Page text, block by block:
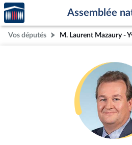
Aller au contenu
Aller en bas de la page
Accèder
à la
page
d'accueil
Assemblée
Vos députés